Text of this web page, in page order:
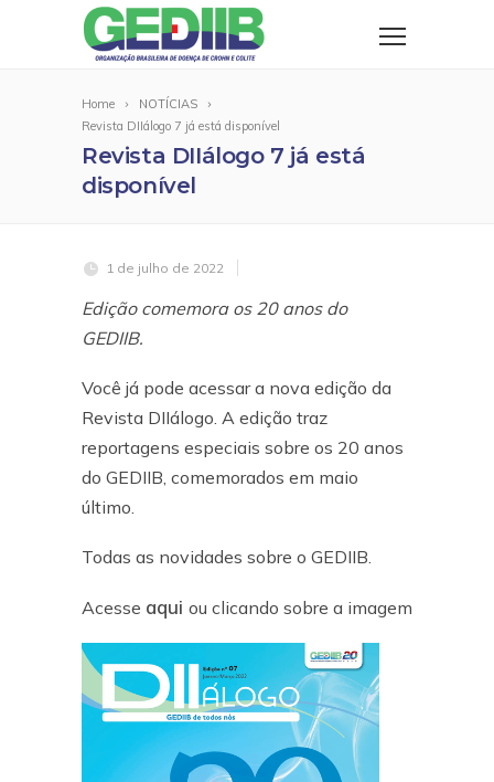
Home
NOTÍCIAS
Revista DIIálogo 7 já está disponível
Revista DIIálogo 7 já está
disponível
1 de julho de 2022
Edição comemora os 20 anos do
GEDIIB.
Você já pode acessar a nova edição da
Revista DIIálogo. A edição traz
reportagens especiais sobre os 20 anos
do GEDIIB, comemorados em maio
último.
Todas as novidades sobre o GEDIIB.
Acesse aqui ou clicando sobre a imagem